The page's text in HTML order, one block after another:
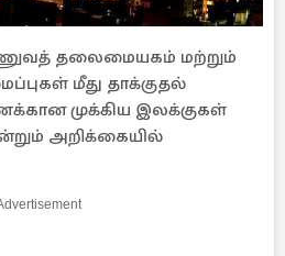
தலைமையகம் மற்றும்
மீது தாக்குதல்
முக்கிய இலக்குகள்
அறிக்கையில்